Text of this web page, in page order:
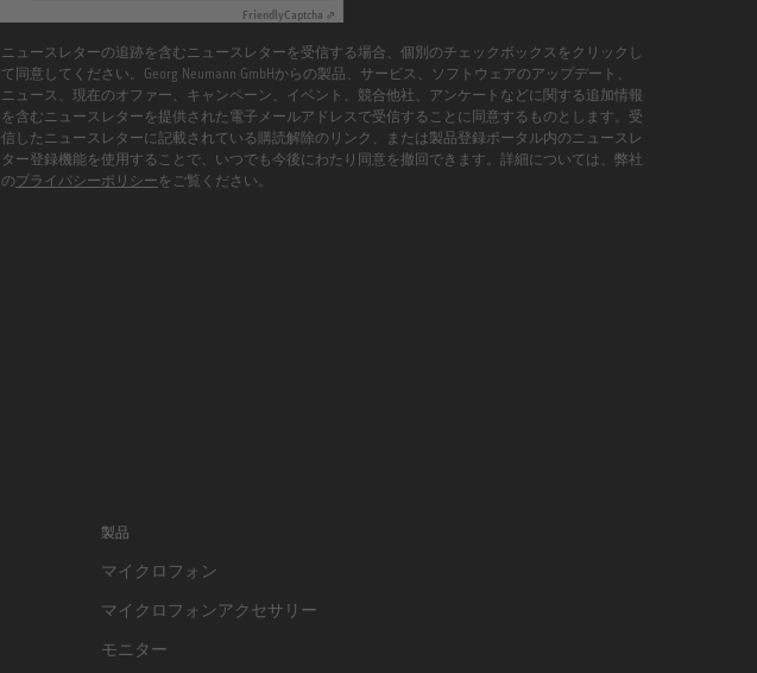
FriendlyCaptcha ⇗
ニュースレターの追跡を含むニュースレターを受信する場合、個別のチェックボックスをクリックし
て同意してください。Georg Neumann GmbHからの製品、サービス、ソフトウェアのアップデート、
ニュース、現在のオファー、キャンペーン、イベント、競合他社、アンケートなどに関する追加情報
を含むニュースレターを提供された電子メールアドレスで受信することに同意するものとします。受
信したニュースレターに記載されている購読解除のリンク、または製品登録ポータル内のニュースレ
ター登録機能を使用することで、いつでも今後にわたり同意を撤回できます。詳細については、弊社
のプライバシーポリシー をご覧ください。
製品
マイクロフォン
マイクロフォンアクセサリー
モニター